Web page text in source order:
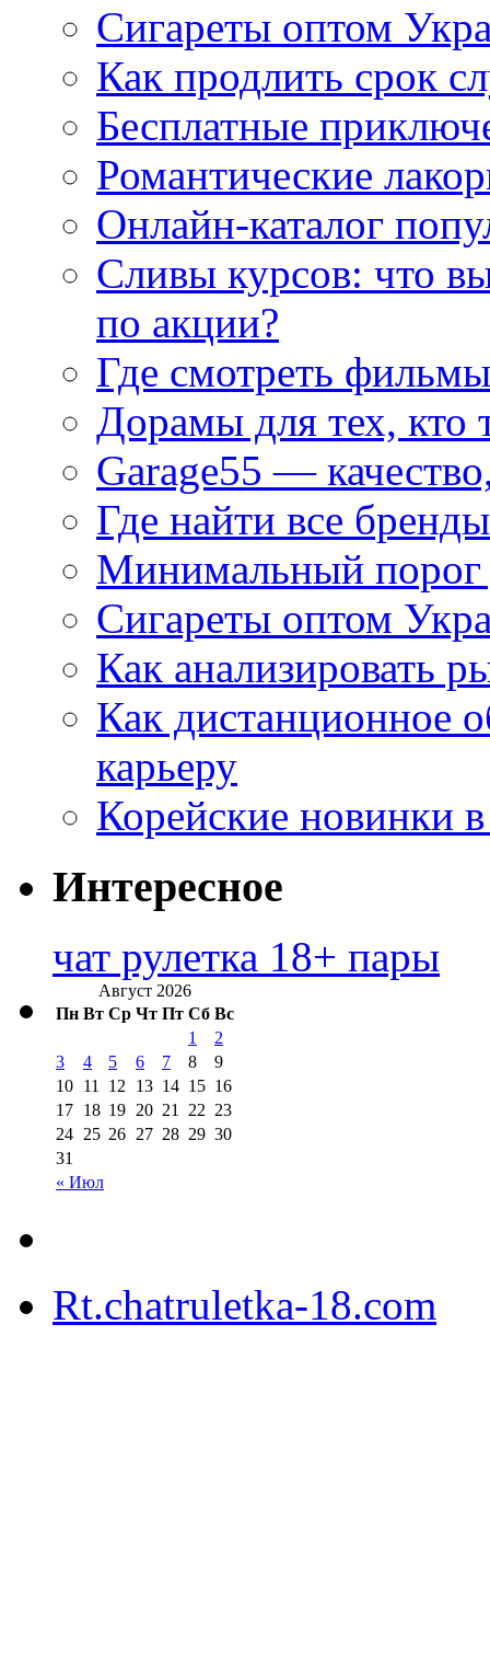
Сигареты оптом
Как продлить срок
Бесплатные
Романтические
Онлайн-каталог
Сливы курсов: что
по акции?
Где смотреть
Дорамы для тех, кто
Garage55 —
Где найти все
Минимальный порог
Сигареты оптом
Как анализировать
Как дистанционное
карьеру
Корейские новинки
Интересное
чат рулетка 18+ пары
Август 2026
Пн Вт Ср Чт Пт Сб Вс
« Июл
1
2
3
4 5 6 7 8
9
10 11 12 13 14 15 16
17 18 19 20 21 22 23
24 25 26 27 28 29 30
31
Rt.chatruletka-18.com